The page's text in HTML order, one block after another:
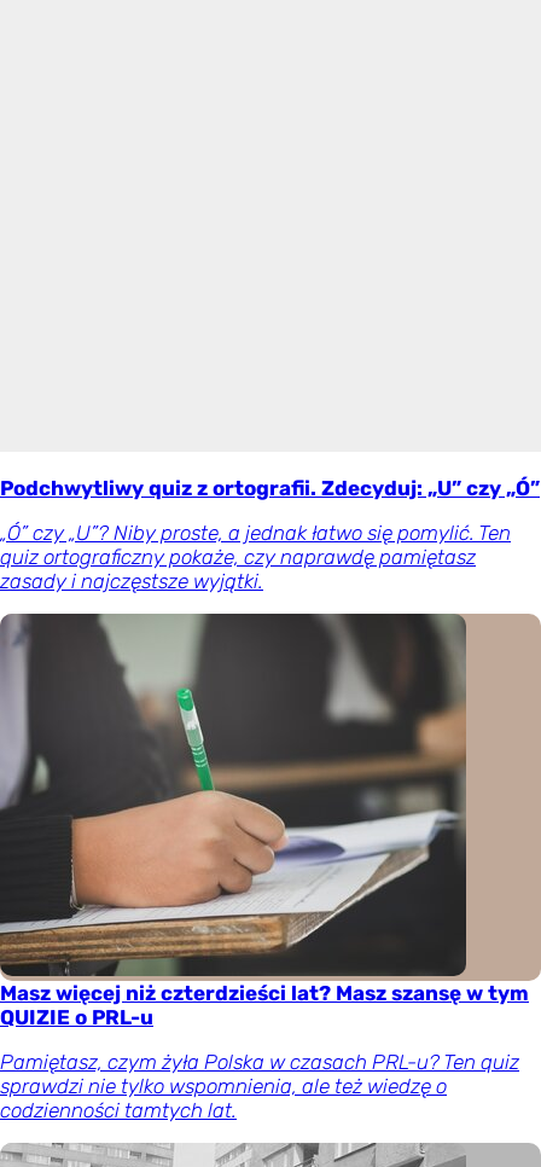
Podchwytliwy quiz z ortografii. Zdecyduj: „U” czy „Ó”
„Ó” czy „U”? Niby proste, a jednak łatwo się pomylić. Ten
quiz ortograficzny pokaże, czy naprawdę pamiętasz
zasady i najczęstsze wyjątki.
Masz więcej niż czterdzieści lat? Masz szansę w tym
QUIZIE o PRL-u
Pamiętasz, czym żyła Polska w czasach PRL-u? Ten quiz
sprawdzi nie tylko wspomnienia, ale też wiedzę o
codzienności tamtych lat.